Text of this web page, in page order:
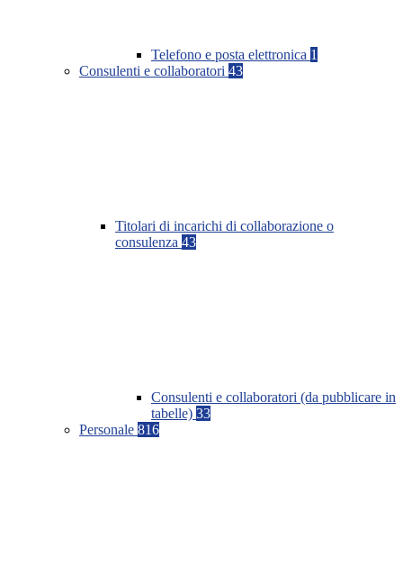
Telefono e posta elettronica 1
Consulenti e collaboratori 43
Titolari di incarichi di collaborazione o
consulenza 43
Consulenti e collaboratori (da pubblicare in
tabelle) 33
Personale 816